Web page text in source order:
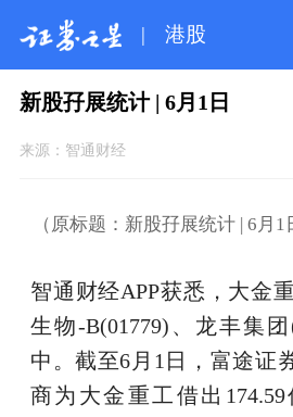
| 港股
新股孖展统计 | 6月1日
来源： 智通财经
（原标题：新股孖展统计 | 6月1
智通财经APP获悉，大金
生物-B(01779)、龙丰集
中。截至6月1日，富途证
商为大金重工借出